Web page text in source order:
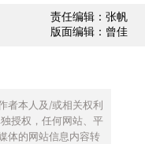
责任编辑：张帆
版面编辑：曾佳
者本人及/或相关权利
授权，任何网站、平
体的网站信息内容转